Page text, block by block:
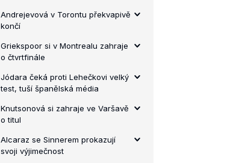
Andrejevová v Torontu překvapivě
končí
Griekspoor si v Montrealu zahraje
o čtvrtfinále
Jódara čeká proti Lehečkovi velký
test, tuší španělská média
Knutsonová si zahraje ve Varšavě
o titul
Alcaraz se Sinnerem prokazují
svoji výjimečnost